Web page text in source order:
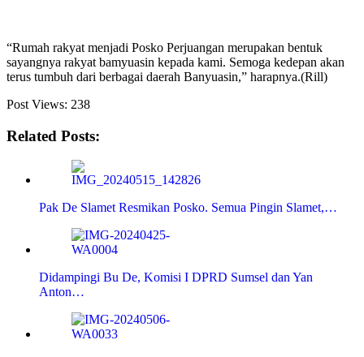
“Rumah rakyat menjadi Posko Perjuangan merupakan bentuk
sayangnya rakyat bamyuasin kepada kami. Semoga kedepan akan
terus tumbuh dari berbagai daerah Banyuasin,” harapnya.(Rill)
Post Views: 238
Related Posts:
Pak De Slamet Resmikan Posko. Semua Pingin Slamet,…
Didampingi Bu De, Komisi I DPRD Sumsel dan Yan
Anton…